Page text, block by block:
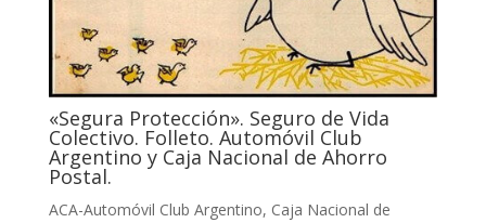
«Segura Protección». Seguro de Vida
Colectivo. Folleto. Automóvil Club
Argentino y Caja Nacional de Ahorro
Postal.
ACA-Automóvil Club Argentino, Caja Nacional de